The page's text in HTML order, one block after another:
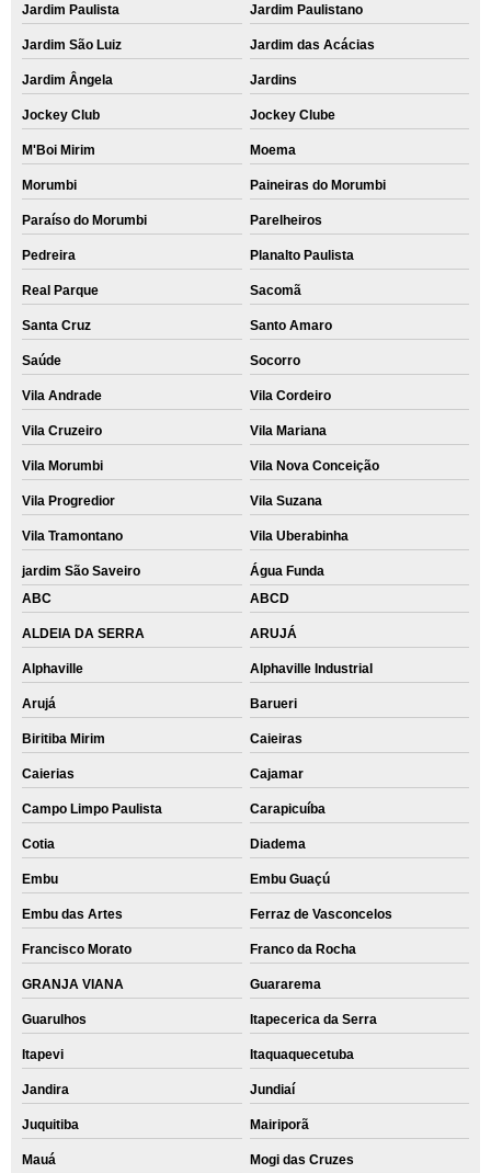
Jardim Paulista Jardim Paulistano
Jardim São Luiz Jardim das Acácias
Jardim Ângela Jardins
Jockey Club Jockey Clube
M'Boi Mirim Moema
Morumbi Paineiras do Morumbi
Paraíso do Morumbi Parelheiros
Pedreira Planalto Paulista
Real Parque Sacomã
Santa Cruz Santo Amaro
Saúde Socorro
Vila Andrade Vila Cordeiro
Vila Cruzeiro Vila Mariana
Vila Morumbi Vila Nova Conceição
Vila Progredior Vila Suzana
Vila Tramontano Vila Uberabinha
jardim São Saveiro
Água Funda
ABC
ABCD
ALDEIA DA SERRA ARUJÁ
Alphaville Alphaville Industrial
Arujá Barueri
Biritiba Mirim Caieiras
Caierias Cajamar
Campo Limpo Paulista Carapicuíba
Cotia Diadema
Embu Embu Guaçú
Embu das Artes Ferraz de Vasconcelos
Francisco Morato Franco da Rocha
GRANJA VIANA Guararema
Guarulhos Itapecerica da Serra
Itapevi Itaquaquecetuba
Jandira Jundiaí
Juquitiba Mairiporã
Mauá Mogi das Cruzes